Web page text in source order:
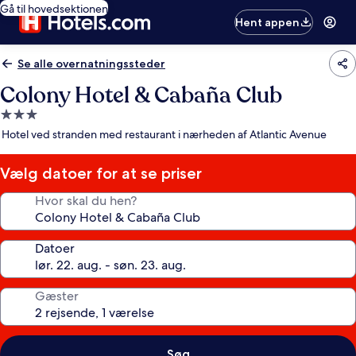
Gå til hovedsektionen
Hent appen
Se alle overnatningssteder
Colony Hotel & Cabaña Club
3.0-
stjernet
Hotel ved stranden med restaurant i nærheden af Atlantic Avenue
Vælg datoer for at se priser
Hvor skal du hen?
Datoer
Gæster